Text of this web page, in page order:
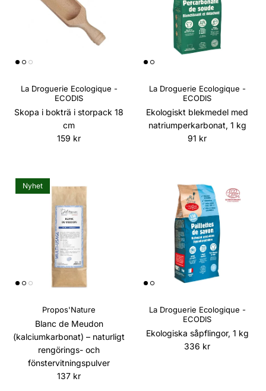
La Droguerie Ecologique -
ECODIS
Skopa i bokträ i storpack 18
cm
Ordinarie pris
159 kr
La Droguerie Ecologique -
ECODIS
Ekologiskt blekmedel med
natriumperkarbonat, 1 kg
Ordinarie pris
91 kr
Nyhet
Propos'Nature
Blanc de Meudon
(kalciumkarbonat) – naturligt
rengörings- och
fönstervitningspulver
Ordinarie pris
137 kr
La Droguerie Ecologique -
ECODIS
Ekologiska såpflingor, 1 kg
Ordinarie pris
336 kr